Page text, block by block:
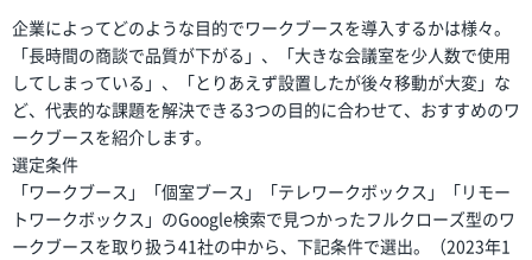
企業によってどのような目的でワークブースを導入するかは様々。
「長時間の商談で品質が下がる」、「大きな会議室を少人数で使用
してしまっている」、「とりあえず設置したが後々移動が大変」な
ど、代表的な課題を解決できる3つの目的に合わせて、おすすめのワ
ークブースを紹介します。
選定条件
「ワークブース」「個室ブース」「テレワークボックス」「リモー
トワークボックス」のGoogle検索で見つかったフルクローズ型のワ
ークブースを取り扱う41社の中から、下記条件で選出。（2023年1